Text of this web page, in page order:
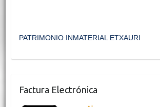
PATRIMONIO INMATERIAL ETXAURI
Factura Electrónica